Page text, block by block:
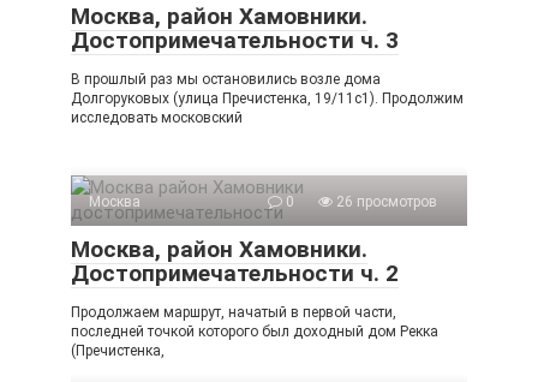
Москва, район Хамовники.
Достопримечательности ч. 3
В прошлый раз мы остановились возле дома
Долгоруковых (улица Пречистенка, 19/11с1). Продолжим
исследовать московский
Москва 0 26 просмотров
Москва, район Хамовники.
Достопримечательности ч. 2
Продолжаем маршрут, начатый в первой части,
последней точкой которого был доходный дом Рекка
(Пречистенка,